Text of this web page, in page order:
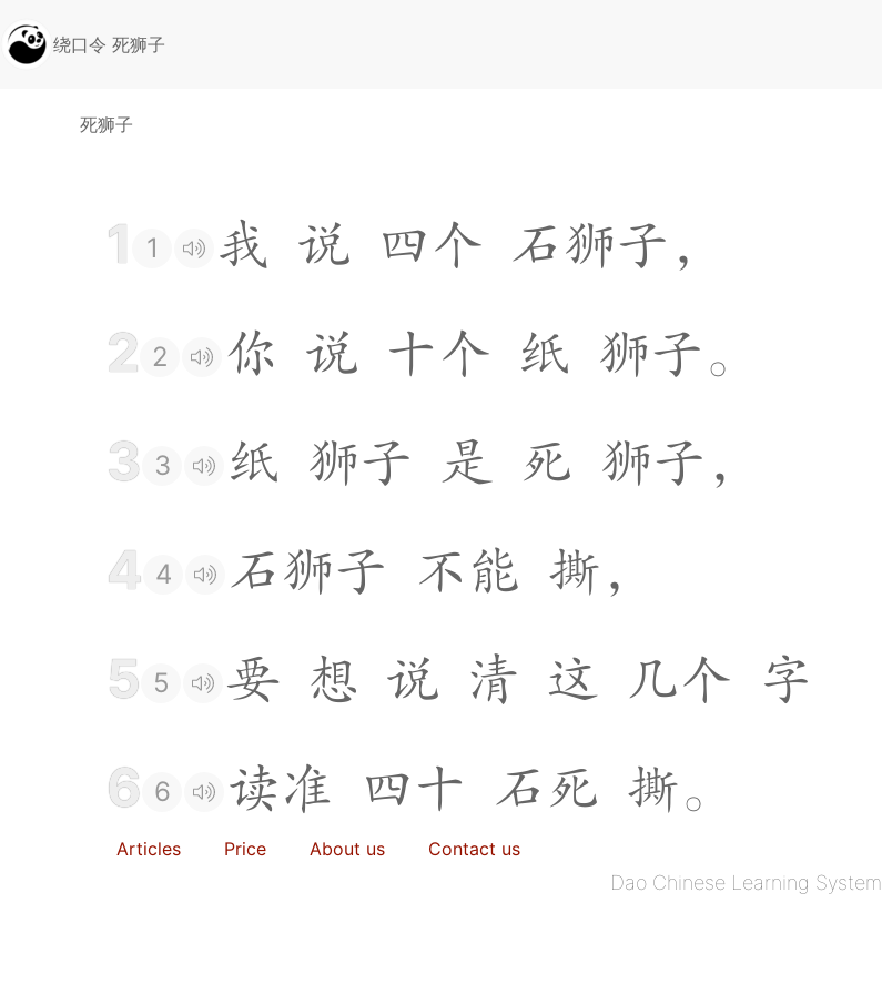
绕口令 死狮子
死狮子
1 1 我 说 四个 石狮子 ，
2 2 你 说 十个 纸 狮子。
3 3 纸 狮子 是 死 狮子 ，
4 4 石狮子 不能 撕，
5 5 要 想 说 清 这 几个 字
6 6 读准 四十 石死 撕。
Articles Price About us Contact us
Dao Chinese Learning System